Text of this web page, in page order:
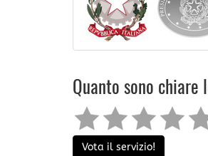
Quanto sono chiare
Vota il servizio!